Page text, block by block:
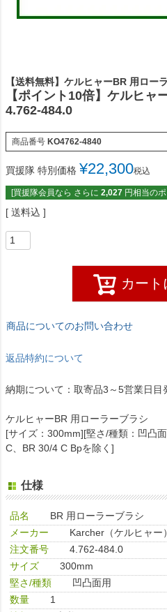
【送料無料】ケルヒャーBR 用ロー
【ポイント10倍】ケルヒャ
4.762-484.0
商品番号 KO4762-4840
買援隊 特別価格 ¥22,300税込
[買援隊会員なら さらに 2,027 円相当の
送料込
カート
商品についてのお問い合わせ
返品特約について
納期について：取寄品3～5営業日
ケルヒャーBR 用ローラーブラシ
[サイズ：300mm][堅さ/種類：凹凸
C、BR 30/4 C Bpを除く]
仕様
品名
BR 用ローラーブラシ
メーカー
Karcher（ケルヒャー）
注文番号
4.762-484.0
サイズ
300mm
堅さ/種類
凹凸面用
数量
1